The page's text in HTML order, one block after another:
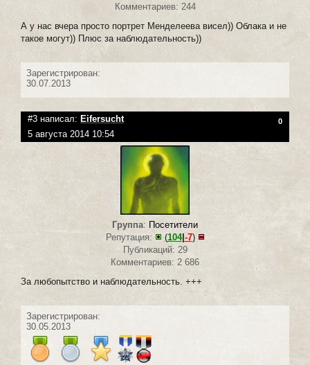
Комментариев: 244
А у нас вчера просто портрет Менделеева висел)) Облака и не
такое могут)) Плюс за наблюдательность))
Зарегистрирован:
30.07.2013
#3 написал: Eifersucht 0
5 августа 2014 10:54
Группа: Посетители
Репутация:
(104|-7)
Публикаций: 29
Комментариев: 2 686
За любопытство и наблюдательность. +++
Зарегистрирован:
30.05.2013